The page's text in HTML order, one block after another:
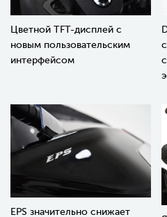
Цветной TFT-дисплей с
новым пользовательским
интерфейсом
EPS значительно снижает